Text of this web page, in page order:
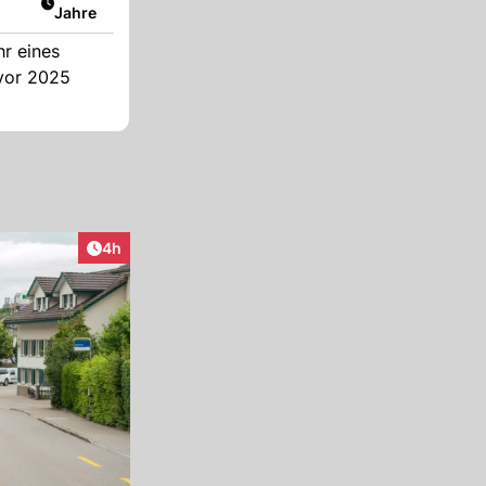
Jahre
eines
2025
Artikel veröffentlicht:
4h